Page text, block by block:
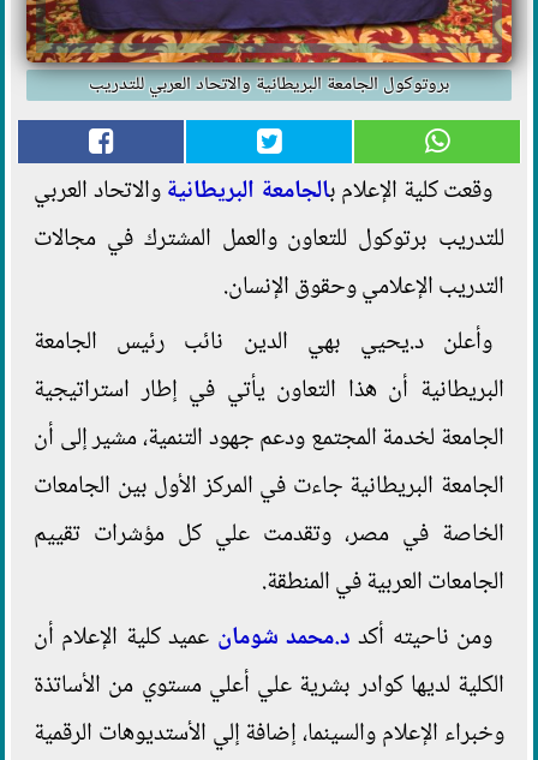
بروتوكول الجامعة البريطانية والاتحاد العربي للتدريب
وقعت كلية الإعلام بالجامعة البريطانيةوالاتحاد العربي
للتدريب برتوكول للتعاون والعمل المشترك في مجالات
التدريب الإعلامي وحقوق الإنسان.
وأعلن د.يحيي بهي الدين نائب رئيس الجامعة
البريطانية أن هذا التعاون يأتي في إطار استراتيجية
الجامعة لخدمة المجتمع ودعم جهود التنمية، مشير إلى أن
الجامعة البريطانية جاءت في المركز الأول بين الجامعات
الخاصة في مصر، وتقدمت علي كل مؤشرات تقييم
الجامعات العربية في المنطقة.
ومن ناحيته أكد د.محمد شومان عميد كلية الإعلام أن
الكلية لديها كوادر بشرية علي أعلي مستوي من الأساتذة
وخبراء الإعلام والسينما، إضافة إلي الأستديوهات الرقمية